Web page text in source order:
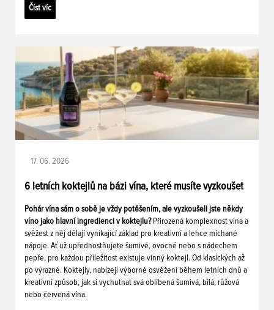
Číst víc
17. 06. 2026
6 letních koktejlů na bázi vína, které musíte vyzkoušet
Pohár vína sám o sobě je vždy potěšením, ale vyzkoušeli jste někdy
víno jako hlavní ingredienci v koktejlu? Přirozená komplexnost vína a
svěžest z něj dělají vynikající základ pro kreativní a lehce míchané
nápoje. Ať už upřednostňujete šumivé, ovocné nebo s nádechem
pepře, pro každou příležitost existuje vinný koktejl. Od klasických až
po výrazné. Koktejly, nabízejí výborné osvěžení během letních dnů a
kreativní způsob, jak si vychutnat svá oblíbená šumivá, bílá, růžová
nebo červená vína.